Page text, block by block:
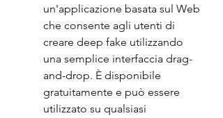
un'applicazione basata sul Web
che consente agli utenti di
creare deep fake utilizzando
una semplice interfaccia drag-
and-drop. È disponibile
gratuitamente e può essere
utilizzato su qualsiasi